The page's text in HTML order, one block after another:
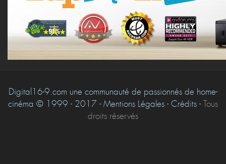
Digital16-9.com une communauté de passionnés de home-
cinéma © 1999 - 2017 - Mentions Légales - Crédits -Tous
droits réservés